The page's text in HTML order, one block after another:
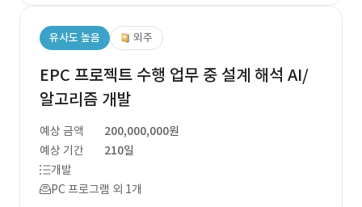
유사도 높음 외주
EPC 프로젝트 수행 업무 중 설계 해석 AI/
알고리즘 개발
예상 금액
200,000,000원
예상 기간
210일
개발
PC 프로그램 외 1개